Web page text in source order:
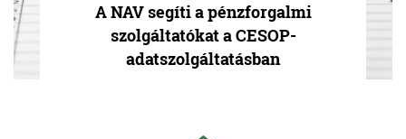
A NAV segíti a pénzforgalmi
szolgáltatókat a CESOP-
adatszolgáltatásban